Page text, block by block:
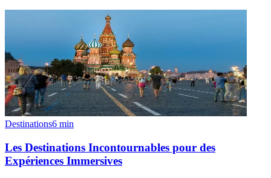
Destinations6 min
Les Destinations Incontournables pour des
Expériences Immersives